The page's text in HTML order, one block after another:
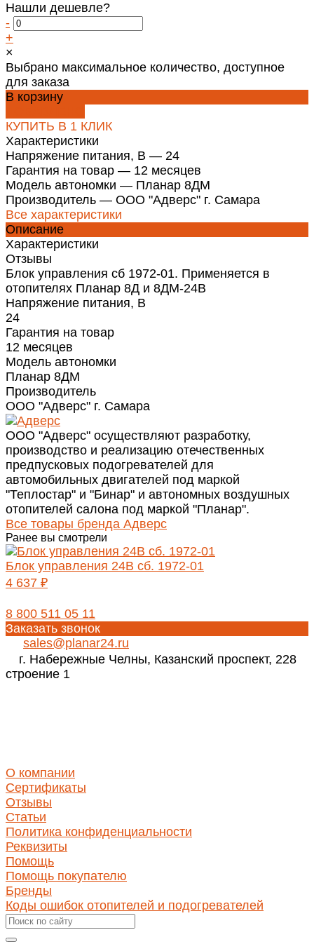
Нашли дешевле?
-
+
×
Выбрано максимальное количество, доступное
для заказа
В корзину
КУПИТЬ В 1 КЛИК
Характеристики
Напряжение питания, В — 24
Гарантия на товар — 12 месяцев
Модель автономки — Планар 8ДМ
Производитель — ООО "Адверс" г. Самара
Все характеристики
Описание
Характеристики
Отзывы
Блок управления сб 1972-01. Применяется в
отопителях Планар 8Д и 8ДМ-24В
Напряжение питания, В
24
Гарантия на товар
12 месяцев
Модель автономки
Планар 8ДМ
Производитель
ООО "Адверс" г. Самара
ООО "Адверс" осуществляют разработку,
производство и реализацию отечественных
предпусковых подогревателей для
автомобильных двигателей под маркой
"Теплостар" и "Бинар" и автономных воздушных
отопителей салона под маркой "Планар".
Все товары бренда Адверс
Ранее вы смотрели
Блок управления 24В сб. 1972-01
4 637 ₽
8 800 511 05 11
Заказать звонок
sales@planar24.ru
г. Набережные Челны, Казанский проспект, 228
строение 1
О компании
Сертификаты
Отзывы
Статьи
Политика конфиденциальности
Реквизиты
Помощь
Помощь покупателю
Бренды
Коды ошибок отопителей и подогревателей